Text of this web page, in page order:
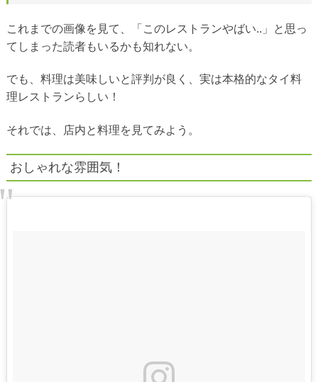
これまでの画像を見て、「このレストランやばい..」と思っ
てしまった読者もいるかも知れない。
でも、料理は美味しいと評判が良く、実は本格的なタイ料
理レストランらしい！
それでは、店内と料理を見てみよう。
おしゃれな雰囲気！